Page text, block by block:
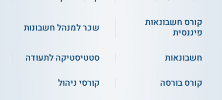
מע"מ.
רווחי הון.
מיסוי מקרקעין.
בקורס מיסים ג' נלמדים הנושאים הבאים:
קורס חשבונאות
פיננסית
שכר למנהל חשבונות
חשבונאות
סטטיסטיקה לתעודה
קורס בורסה
קורסי ניהול